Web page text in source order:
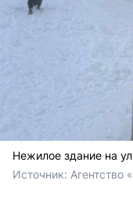
Нежилое здание на
Источник: Агентство